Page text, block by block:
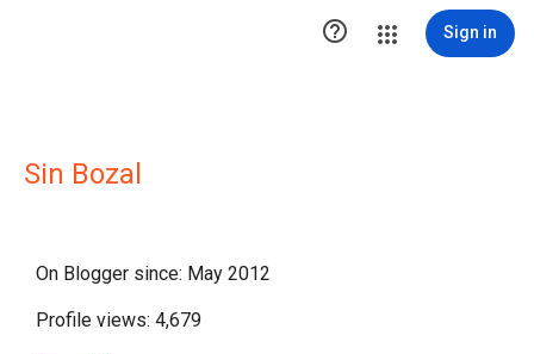
 Sign in
Sin Bozal
On Blogger since: May 2012
Profile views: 4,679